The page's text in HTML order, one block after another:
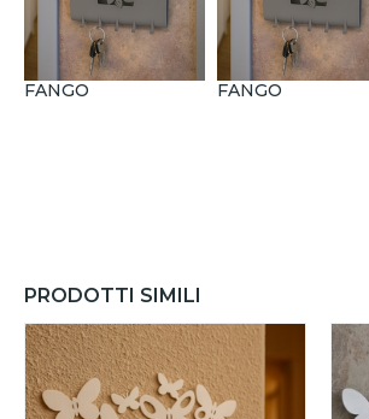
FANGO FANGO
PRODOTTI SIMILI